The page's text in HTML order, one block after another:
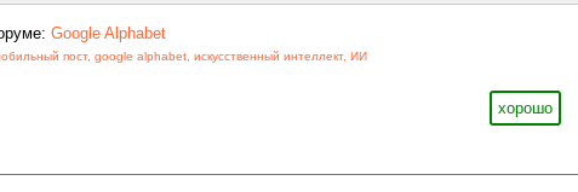
Google Alphabet
пост, google alphabet, искусственный интеллект, ИИ
хорошо